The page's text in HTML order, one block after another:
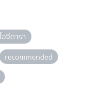
ไอจีดารา
recommended